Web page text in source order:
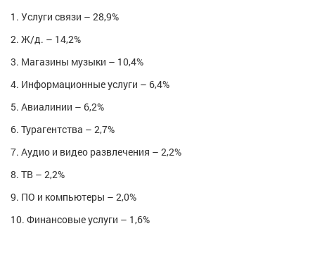
1. Услуги связи – 28,9%
2. Ж/д. – 14,2%
3. Магазины музыки – 10,4%
4. Информационные услуги – 6,4%
5. Авиалинии – 6,2%
6. Турагентства – 2,7%
7. Аудио и видео развлечения – 2,2%
8. ТВ – 2,2%
9. ПО и компьютеры – 2,0%
10. Финансовые услуги – 1,6%